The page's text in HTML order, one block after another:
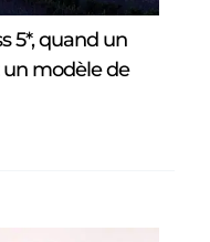
5*, quand un
modèle de